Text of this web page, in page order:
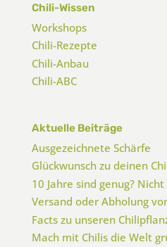
Chili-Wissen
Workshops
Chili-Rezepte
Chili-Anbau
Chili-ABC
Aktuelle Beiträge
Ausgezeichnete Schärfe
Glückwunsch zu deinen
10 Jahre sind genug?
Versand oder Abholung
Facts zu unseren
Mach mit Chilis die Welt